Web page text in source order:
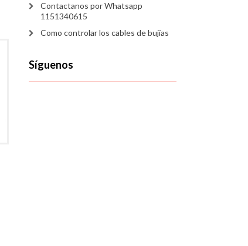
Contactanos por Whatsapp
1151340615
Como controlar los cables de bujías
Síguenos